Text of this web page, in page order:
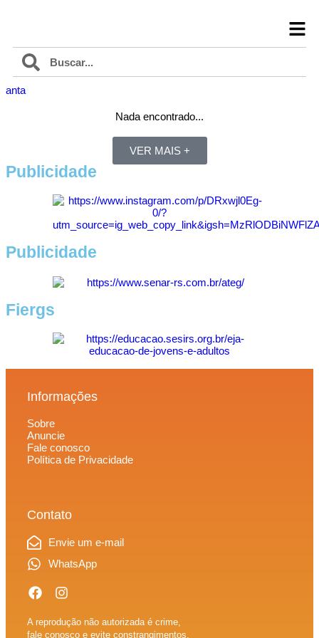
anta
Nada encontrado...
VER MAIS +
Publicidade
Publicidade
Fiergs
Informações
Sobre
Anuncie
Fale conosco
Política de Privacidade
Contato
Envie um e-mail
WhatsApp
A reprodução não autorizada é crime,
fale conosco e evite constrangimentos.